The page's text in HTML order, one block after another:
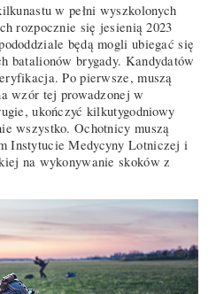
w pełni wyszkolonych
rozpocznie się jesienią 2023
będą mogli ubiegać się
batalionów brygady. Kandydatów
Po pierwsze, muszą
wzór tej prowadzonej w
ukończyć kilkutygodniowy
wszystko. Ochotnicy muszą
Instytucie Medycyny Lotniczej i
na wykonywanie skoków z